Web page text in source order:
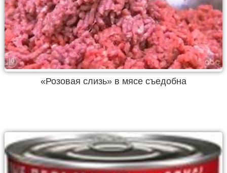
«Розовая слизь» в мясе съедобна